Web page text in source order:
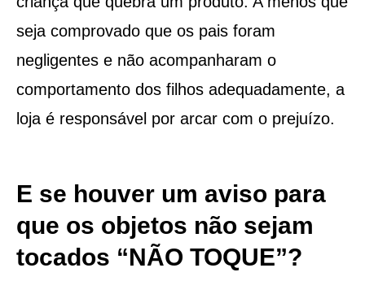
seja comprovado que os pais foram
negligentes e não acompanharam o
comportamento dos filhos adequadamente, a
loja é responsável por arcar com o prejuízo.
E se houver um aviso para
que os objetos não sejam
tocados “NÃO TOQUE”?